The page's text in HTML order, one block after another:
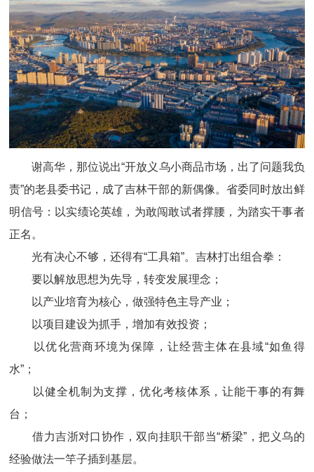
谢高华，那位说出“开放义乌小商品市场，出了问题我负
责”的老县委书记，成了吉林干部的新偶像。省委同时放出鲜
明信号：以实绩论英雄，为敢闯敢试者撑腰，为踏实干事者
正名。
光有决心不够，还得有“工具箱”。吉林打出组合拳：
要以解放思想为先导，转变发展理念；
以产业培育为核心，做强特色主导产业；
以项目建设为抓手，增加有效投资；
以优化营商环境为保障，让经营主体在县域“如鱼得
水”；
以健全机制为支撑，优化考核体系，让能干事的有舞
台；
借力吉浙对口协作，双向挂职干部当“桥梁”，把义乌的
经验做法一竿子插到基层。